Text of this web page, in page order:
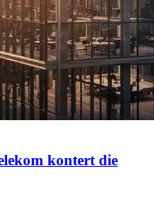
kontert die